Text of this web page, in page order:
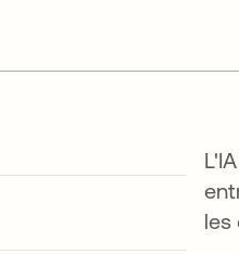
les